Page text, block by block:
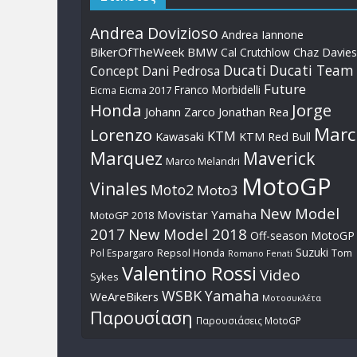
Andrea Dovizioso Andrea Iannone
BikerOfTheWeek BMW Cal Crutchlow Chaz Davies
Concept Dani Pedrosa Ducati Ducati Team
Eicma Eicma 2017 Franco Morbidelli Future
Honda Johann Zarco Jonathan Rea Jorge
Lorenzo Kawasaki KTM KTM Red Bull Marc
Marquez Marco Melandri Maverick
Vinales Moto2 Moto3 MotoGP
MotoGP 2018 Movistar Yamaha New Model
2017 New Model 2018 Off-season MotoGP
Pol Espargaro Repsol Honda Romano Fenati Suzuki Tom
Sykes Valentino Rossi Video
WeAreBikers WSBKYamaha Μοτοσυκλέτα
Παρουσίαση Παρουσιάσεις MotoGP